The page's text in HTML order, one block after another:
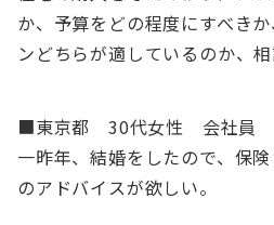
か、予算をどの程度にすべき
ンどちらが適しているのか、相
■東京都 30代女性 会社員
一昨年、結婚をしたので、保
のアドバイスが欲しい。